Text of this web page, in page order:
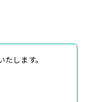
します。